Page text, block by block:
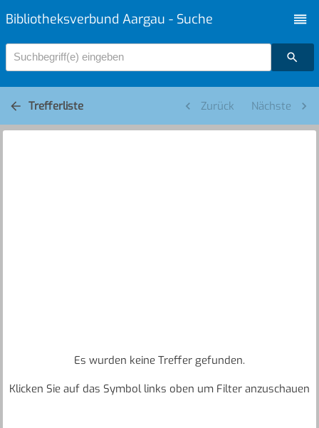
Bibliotheksverbund Aargau - Suche
Suchbegriff(e) eingeben
Trefferliste Zurück Nächste
Es wurden keine Treffer gefunden.
Klicken Sie auf das Symbol links oben um Filter anzuschauen